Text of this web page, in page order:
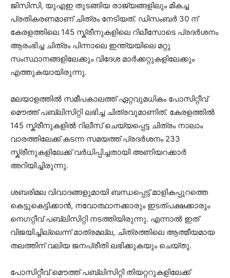
ജിസിസി, യുഎഇ തുടങ്ങിയ രാജ്യങ്ങളിലും മികച്ച
പ്രതികരണമാണ് ചിത്രം നേടിയത്. ഡിസംബര്‍ 30 ന്
കേരളത്തിലെ 145 സ്ക്രീനുകളിലെ റിലീസോടെ പ്രദര്‍ശനം
ആരംഭിച്ച ചിത്രം പിന്നാലെ ഇന്ത്യയിലെ മറ്റു
സംസ്ഥാനങ്ങളിലേക്കും വിദേശ മാര്‍ക്കറ്റുകളിലേക്കും
എത്തുകയായിരുന്നു.
മലയാളത്തില്‍ സമീപകാലത്ത് ഏറ്റവുമധികം പോസിറ്റീവ്
മൌത്ത് പബ്ലിസിറ്റി ലഭിച്ച ചിത്രവുമാണിത്. കേരളത്തില്‍
145 സ്ക്രീനുകളില്‍ റിലീസ് ചെയ്യപ്പെട്ട ചിത്രം നാലാം
വാരത്തിലേക്ക് കടന്ന സമയത്ത് പ്രദര്‍ശനം 233
സ്ക്രീനുകളിലേക്ക് വര്‍ധിപ്പിച്ചതായി അണിയറക്കാര്‍
അറിയിച്ചിരുന്നു.
ശബരിമല വിവാദങ്ങളുമായി ബന്ധപ്പെട്ട് മാളികപ്പുറത്തെ
കെട്ടുകെട്ടിക്കാന്‍, നവോത്ഥാനക്കാരും ഇടത്പക്ഷക്കാരും
നെഗറ്റീവ് പബ്ലിസിറ്റി നടത്തിയിരുന്നു. എന്നാല്‍ ഇത്
വിജയിച്ചില്ലെന്ന് മാത്രമല്ല, ചിത്രത്തിലെ ആത്മീയമായ
തലത്തിന് വലിയ ജനപ്രീതി ലഭിക്കുകയും ചെയ്തു.
പോസിറ്റീവ് മൌത്ത് പബ്ലിസിറ്റി തിയറ്ററുകളിലേക്ക്